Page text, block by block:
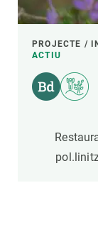
PROJECTE /
ACTIU